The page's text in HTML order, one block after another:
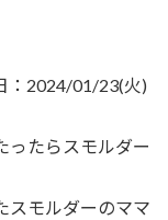
：2024/01/23(火)
ったらスモルダー
スモルダーのママ